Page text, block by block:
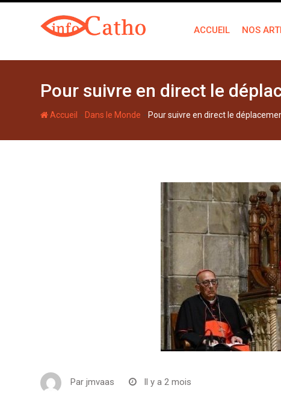
ACCUEIL NOS
Pour suivre en direct le
Accueil - Dans le Monde - Pour suivre en direct le
Par jmvaas Il y a 2 mois